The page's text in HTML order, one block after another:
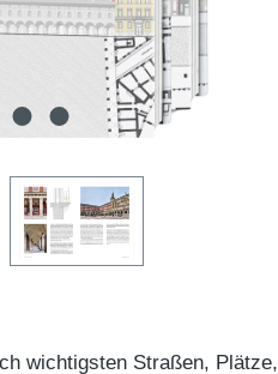
wichtigsten Straßen, Plätze,